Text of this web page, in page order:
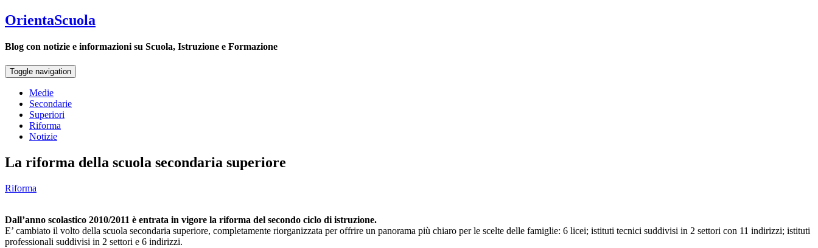
OrientaScuola
Blog con notizie e informazioni su Scuola, Istruzione e Formazione
Toggle navigation
Medie
Secondarie
Superiori
Riforma
Notizie
La riforma della scuola secondaria superiore
Riforma
Dall’anno scolastico 2010/2011 è entrata in vigore la riforma del secondo ciclo di istruzione.
E’ cambiato il volto della scuola secondaria superiore, completamente riorganizzata per offrire un panorama più chiaro per le scelte delle famiglie: 6 licei; istituti tecnici suddivisi in 2 settori con 11 indirizzi; istituti
professionali suddivisi in 2 settori e 6 indirizzi.